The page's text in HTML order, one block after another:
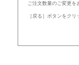
ご注文数量のご変更を
［戻る］ボタンをク